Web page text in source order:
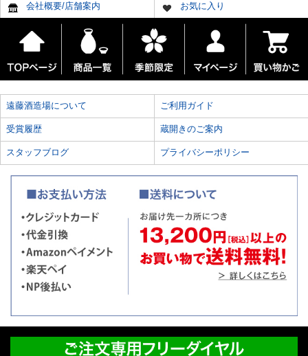
会社概要/店舗案内 お気に入り
遠藤酒造場について ご利用ガイド
受賞履歴 蔵開きのご案内
スタッフブログ プライバシーポリシー